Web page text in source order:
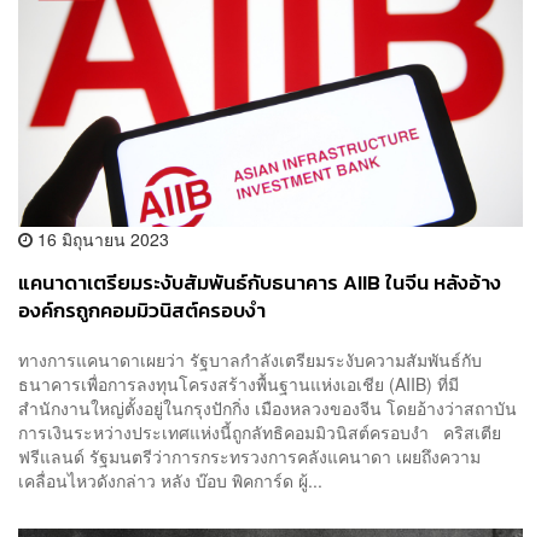
16 มิถุนายน 2023
แคนาดาเตรียมระงับสัมพันธ์กับธนาคาร AIIB ในจีน หลังอ้าง
องค์กรถูกคอมมิวนิสต์ครอบงำ
ทางการแคนาดาเผยว่า รัฐบาลกำลังเตรียมระงับความสัมพันธ์กับ
ธนาคารเพื่อการลงทุนโครงสร้างพื้นฐานแห่งเอเชีย (AIIB) ที่มี
สำนักงานใหญ่ตั้งอยู่ในกรุงปักกิ่ง เมืองหลวงของจีน โดยอ้างว่าสถาบัน
การเงินระหว่างประเทศแห่งนี้ถูกลัทธิคอมมิวนิสต์ครอบงำ คริสเตีย
ฟรีแลนด์ รัฐมนตรีว่าการกระทรวงการคลังแคนาดา เผยถึงความ
เคลื่อนไหวดังกล่าว หลัง บ๊อบ พิคการ์ด ผู้...